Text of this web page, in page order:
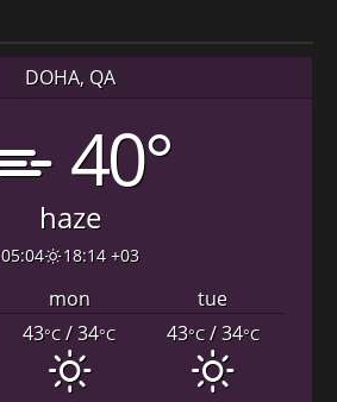
DOHA, QA
40°
haze
05:04 18:14 +03
mon
tue
43°C/ 34°C 43°C/ 34°C